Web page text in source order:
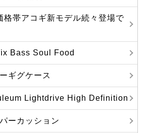
帯アコギ新モデル続々登場で
Bass Soul Food
ギグケース
Lightdrive High Definition
ーカッション